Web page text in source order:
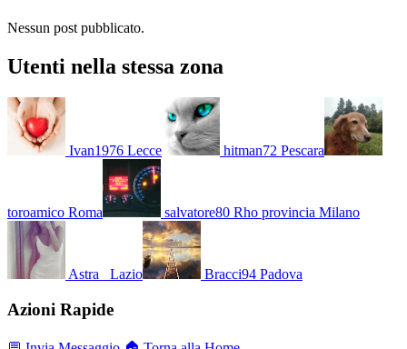
Nessun post pubblicato.
Utenti nella stessa zona
Ivan1976 Lecce hitman72 Pescara
toroamico Roma salvatore80 Rho provincia Milano
Astra_ Lazio Bracci94 Padova
Azioni Rapide